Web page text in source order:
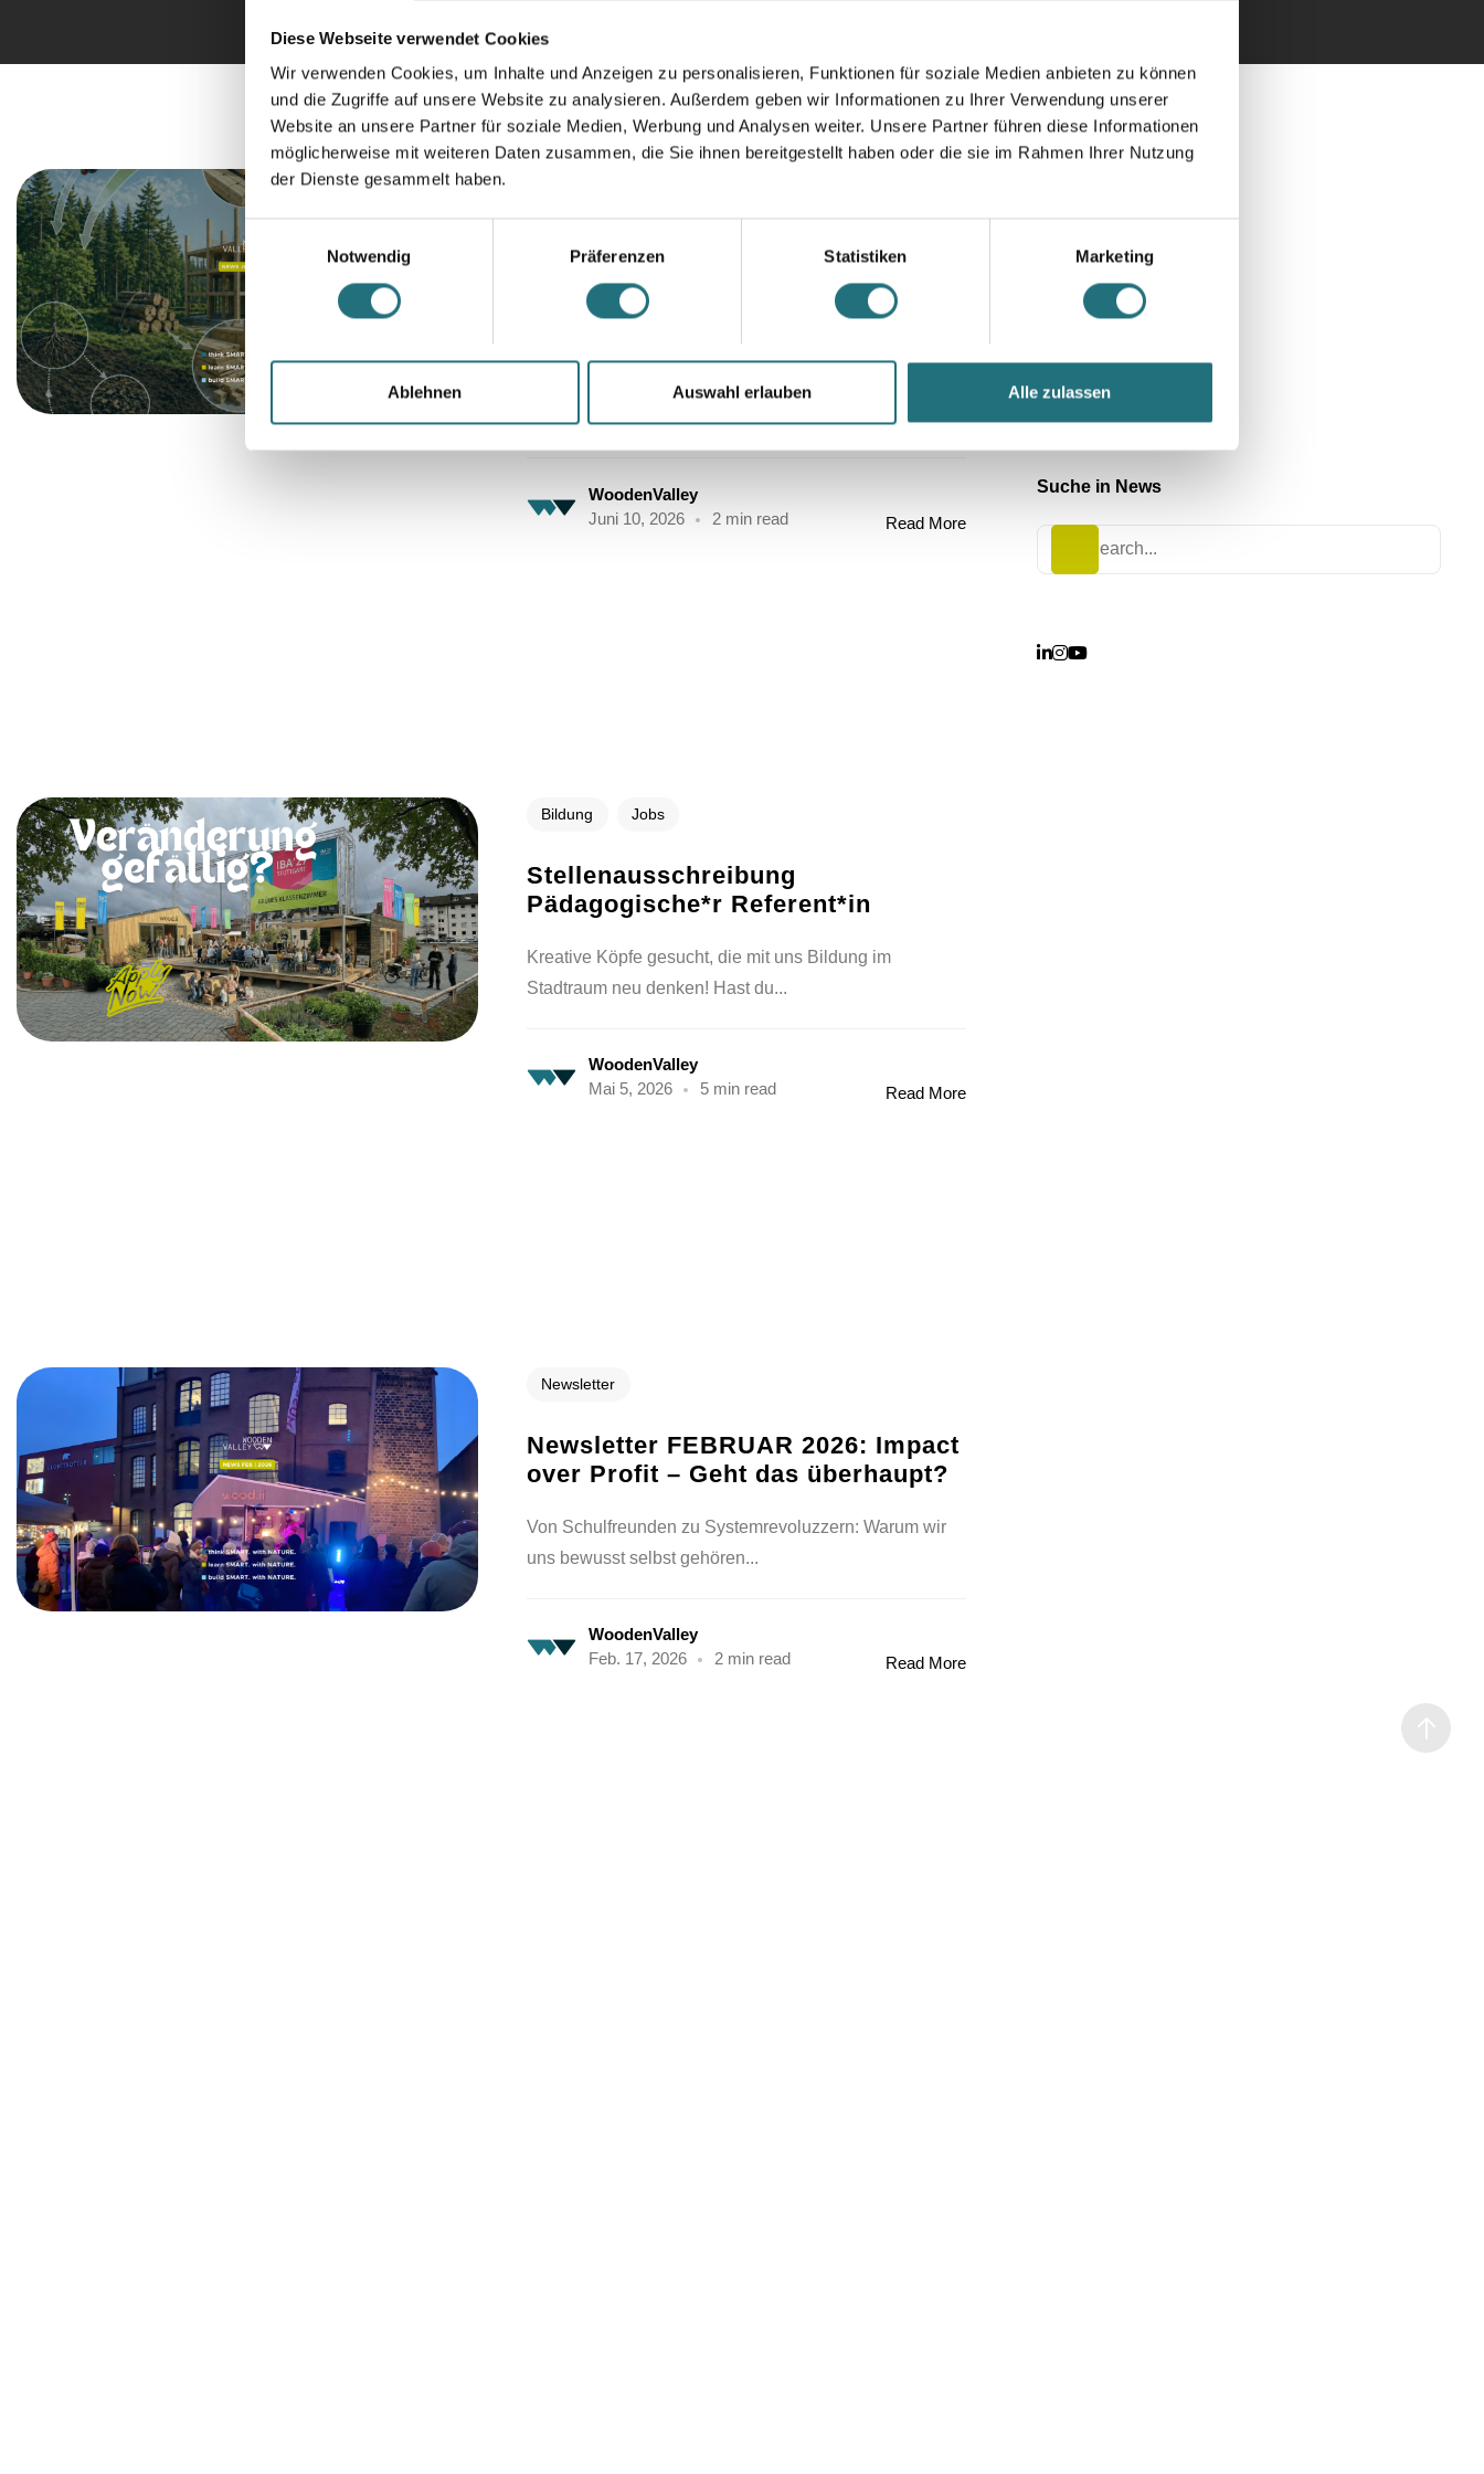
Diese Webseite verwendet Cookies
Wir verwenden Cookies, um Inhalte und Anzeigen zu personalisieren, Funktionen für soziale Medien anbieten zu können
und die Zugriffe auf unsere Website zu analysieren. Außerdem geben wir Informationen zu Ihrer Verwendung unserer
Website an unsere Partner für soziale Medien, Werbung und Analysen weiter. Unsere Partner führen diese Informationen
möglicherweise mit weiteren Daten zusammen, die Sie ihnen bereitgestellt haben oder die sie im Rahmen Ihrer Nutzung
der Dienste gesammelt haben.
Notwendig
Präferenzen Statistiken Marketing
Ablehnen Auswahl erlauben Alle zulassen
Newsletter JUNI 2026: Weniger
schlecht reicht nicht. Was jetzt für
eine regenerative Zukunft
Reicht es, weniger Schaden anzurichten? Wir glauben:
nein. Wie wir Regeneration...
WoodenValley
Juni 10, 2026
2 min read Read More
Bildung Jobs
Stellenausschreibung
Pädagogische*r Referent*in
Kreative Köpfe gesucht, die mit uns Bildung im
Stadtraum neu denken! Hast du...
WoodenValley
Mai 5, 2026
5 min read Read More
Newsletter
Newsletter FEBRUAR 2026: Impact
over Profit – Geht das überhaupt?
Von Schulfreunden zu Systemrevoluzzern: Warum wir
uns bewusst selbst gehören...
WoodenValley
Feb. 17, 2026
2 min read Read More
Forschung(1)
Newsletter
Suche in News